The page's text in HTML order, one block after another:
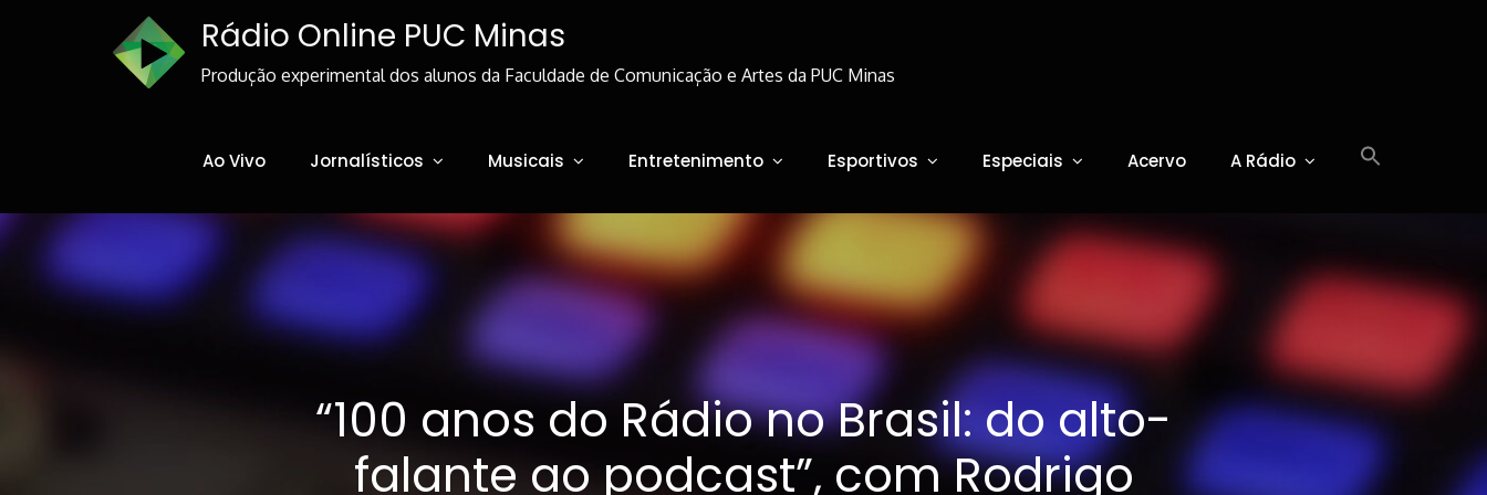
Rádio Online PUC Minas
Produção experimental dos alunos da Faculdade de Comunicação e Artes da PUC Minas
Ao Vivo Jornalísticos Musicais Entretenimento Esportivos Especiais Acervo A Rádio
“100 anos do Rádio no Brasil: do alto-
falante ao podcast”, com Rodrigo